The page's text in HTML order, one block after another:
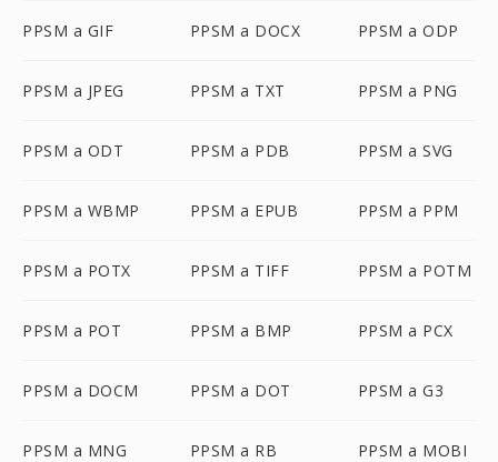
PPSM a GIF PPSM a DOCX PPSM a ODP
PPSM a JPEG PPSM a TXT PPSM a PNG
PPSM a ODT PPSM a PDB PPSM a SVG
PPSM a WBMP PPSM a EPUB PPSM a PPM
PPSM a POTX PPSM a TIFF PPSM a POTM
PPSM a POT PPSM a BMP PPSM a PCX
PPSM a DOCM PPSM a DOT PPSM a G3
PPSM a MNG PPSM a RB PPSM a MOBI